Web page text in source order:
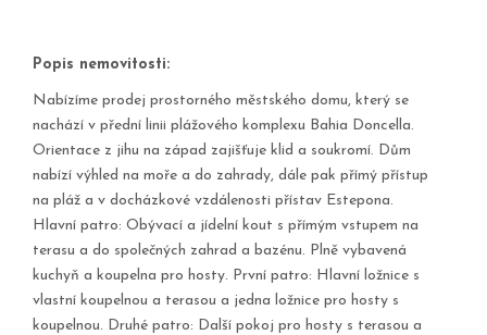
Popis nemovitosti:
Nabízíme prodej prostorného městského domu, který se
nachází v přední linii plážového komplexu Bahia Doncella.
Orientace z jihu na západ zajišťuje klid a soukromí. Dům
nabízí výhled na moře a do zahrady, dále pak přímý přístup
na pláž a v docházkové vzdálenosti přístav Estepona.
Hlavní patro: Obývací a jídelní kout s přímým vstupem na
terasu a do společných zahrad a bazénu. Plně vybavená
kuchyň a koupelna pro hosty. První patro: Hlavní ložnice s
vlastní koupelnou a terasou a jedna ložnice pro hosty s
koupelnou. Druhé patro: Další pokoj pro hosty s terasou a